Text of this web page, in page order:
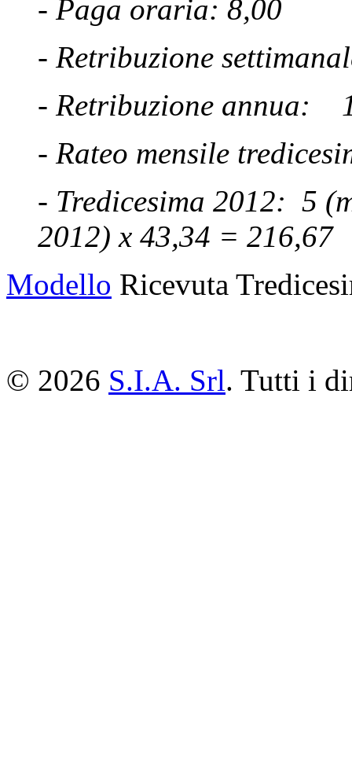
- Paga oraria: 8,00
- Retribuzione
- Retribuzione annua:
- Rateo mensile
- Tredicesima 2012: 5
2012) x 43,34 = 216,67
Modello Ricevuta
© 2026 S.I.A. Srl. Tutti i